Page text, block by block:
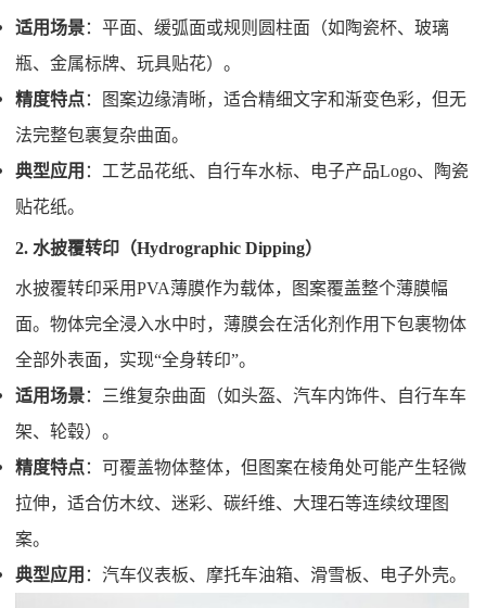
适用场景：平面、缓弧面或规则圆柱面（如陶瓷杯、玻璃
瓶、金属标牌、玩具贴花）。
精度特点：图案边缘清晰，适合精细文字和渐变色彩，但无
法完整包裹复杂曲面。
典型应用 ：工艺品花纸、自行车水标、电子产品Logo、陶瓷
贴花纸。
2. 水披覆转印（Hydrographic Dipping）
水披覆转印采用PVA薄膜作为载体，图案覆盖整个薄膜幅
面。物体完全浸入水中时，薄膜会在活化剂作用下包裹物体
全部外表面，实现“全身转印”。
适用场景：三维复杂曲面（如头盔、汽车内饰件、自行车车
架、轮毂）。
精度特点：可覆盖物体整体，但图案在棱角处可能产生轻微
拉伸，适合仿木纹、迷彩、碳纤维、大理石等连续纹理图
案。
典型应用 ：汽车仪表板、摩托车油箱、滑雪板、电子外壳。